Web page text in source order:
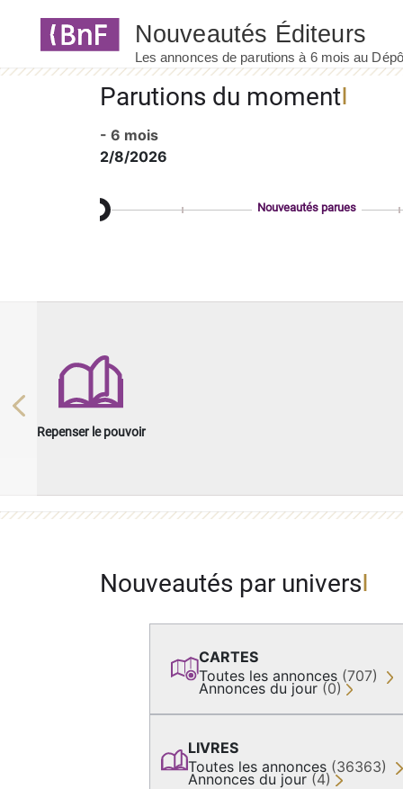
Parutions du moment
- 6 mois
2/8/2026
Nouveautés parues
Repenser le pouvoir
Previous
Nouveautés par univers
CARTES
Toutes les annonces (707)
Annonces du jour (0)
LIVRES
Toutes les annonces (36363)
Annonces du jour (4)